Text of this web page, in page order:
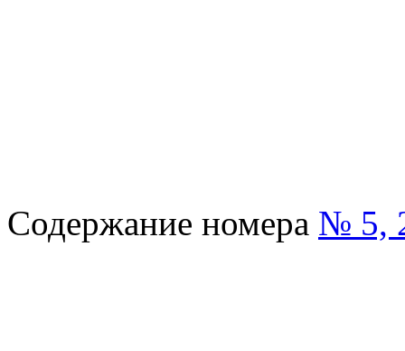
Содержание номера № 5,